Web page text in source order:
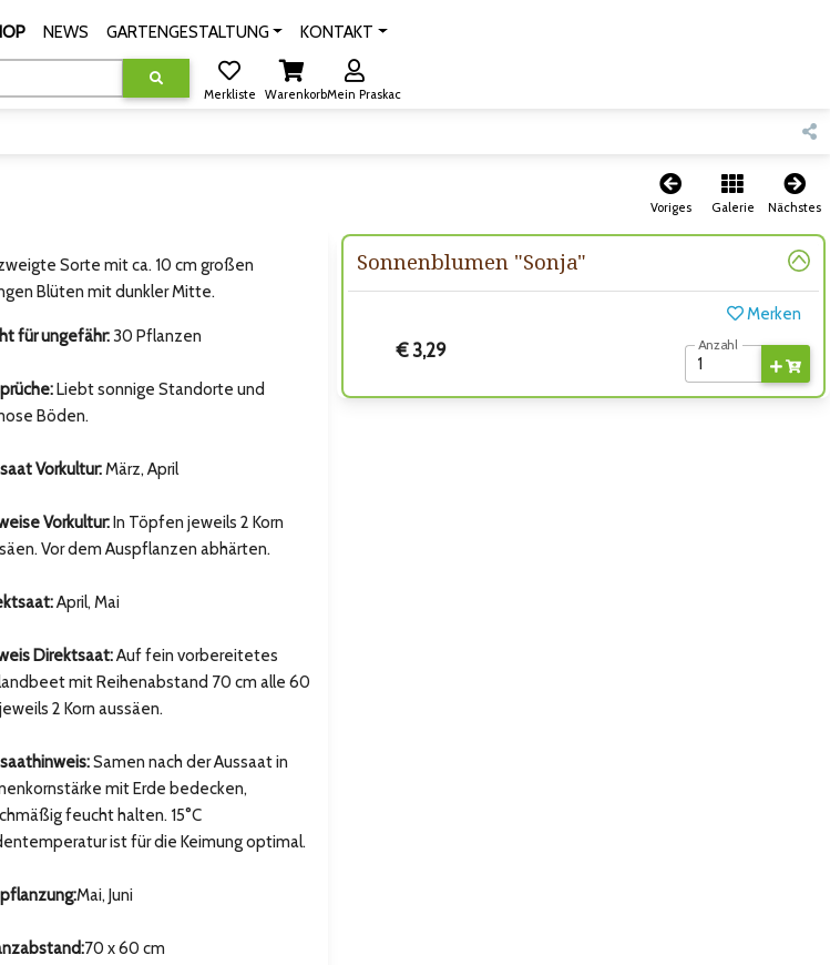
NEWS GARTENGESTALTUNG KONTAKT
Merkliste WarenkorbMein Praskac
Voriges Galerie Nächstes
Sonnenblumen "Sonja"
Merken
€ 3,29 Anzahl
Sorte mit ca. 10 cm großen
Blüten mit dunkler Mitte.
für ungefähr: 30 Pflanzen
Liebt sonnige Standorte und
Böden.
Vorkultur:März, April
Vorkultur:In Töpfen jeweils 2 Korn
Vor dem Auspflanzen abhärten.
April, Mai
Direktsaat:Auf fein vorbereitetes
mit Reihenabstand 70 cm alle 60
2 Korn aussäen.
Samen nach der Aussaat in
mit Erde bedecken,
feucht halten. 15°C
ist für die Keimung optimal.
Mai, Juni
70 x 60 cm